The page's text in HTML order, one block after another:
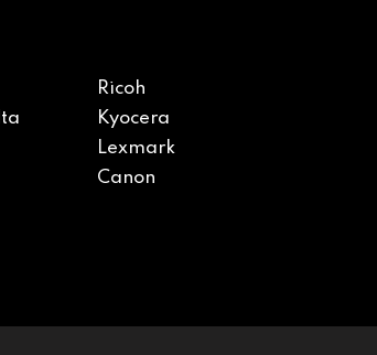
Ricoh
Kyocera
Lexmark
Canon